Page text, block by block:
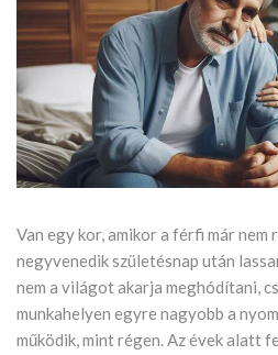
Van egy kor, amikor a férfi már nem
negyvenedik születésnap után
nem a világot akarja meghódítani,
munkahelyen egyre nagyobb a
működik, mint régen. Az évek alatt